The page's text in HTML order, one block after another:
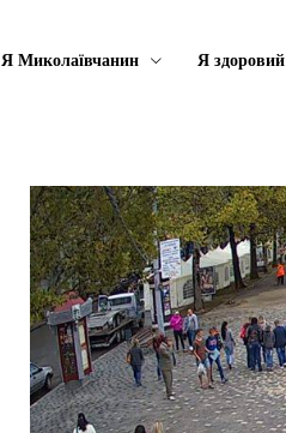
Я Миколаївчанин Я здоровий